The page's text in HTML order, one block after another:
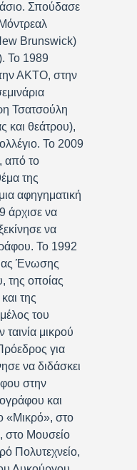
Σπούδασε
Brunswick)
Το 1989
ΑΚΤΟ, στην
Τσατσούλη
και θεάτρου),
Το 2009
από το
της
αφηγηματική
άρχισε να
να
Το 1992
Ένωσης
της οποίας
της
του
μικρού
για
να διδάσκει
στην
και
«Μικρό», στο
στο Μουσείο
Πολυτεχνείο,